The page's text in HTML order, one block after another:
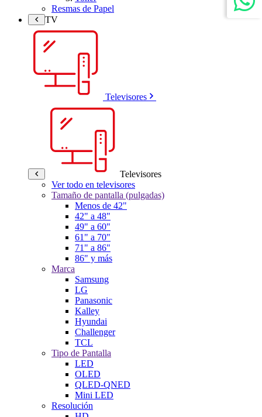
Resmas de Papel
TV
Televisores
Televisores
Ver todo en televisores
Tamaño de pantalla (pulgadas)
Menos de 42"
42" a 48"
49" a 60"
61" a 70"
71" a 86"
86" y más
Marca
Samsung
LG
Panasonic
Kalley
Hyundai
Challenger
TCL
Tipo de Pantalla
LED
OLED
QLED-QNED
Mini LED
Resolución